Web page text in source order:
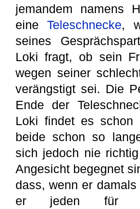
jemandem namens
eineTeleschnecke,
seines
Loki fragt, ob sein
wegen seiner
verängstigt sei. Die
Ende der
Loki findet es schon
beide schon so
sich jedoch nie
Angesicht begegnet
dass, wenn er
er jeden für